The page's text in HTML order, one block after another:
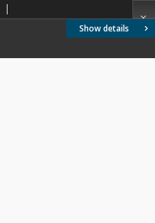
Show details